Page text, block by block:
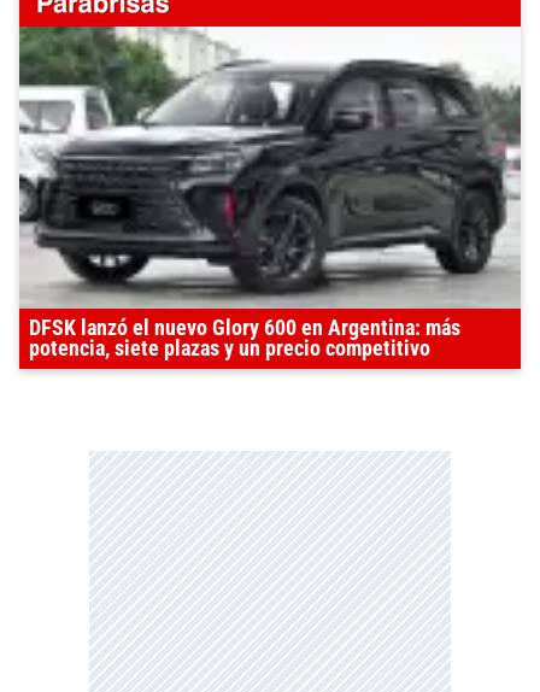
DFSK lanzó el nuevo Glory 600 en Argentina: más
potencia, siete plazas y un precio competitivo